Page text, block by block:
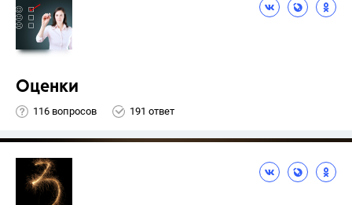
Оценки
116 вопросов 191 ответ